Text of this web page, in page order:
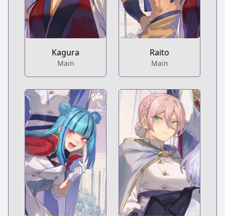
Kagura
Main
Raito
Main